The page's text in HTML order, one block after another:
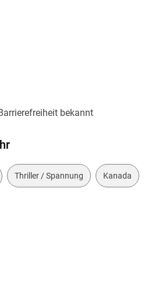
bekannt
Thriller / Spannung Kanada